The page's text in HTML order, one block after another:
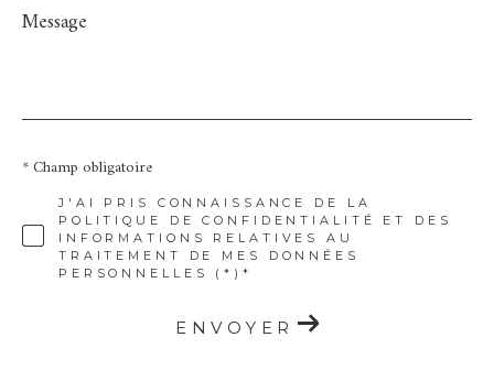
Message
*
J'AI PRIS CONNAISSANCE DE LA
POLITIQUE DE CONFIDENTIALITÉ ET DES
INFORMATIONS RELATIVES AU
TRAITEMENT DE MES DONNÉES
PERSONNELLES (*)*
* Champ obligatoire
ENVOYER